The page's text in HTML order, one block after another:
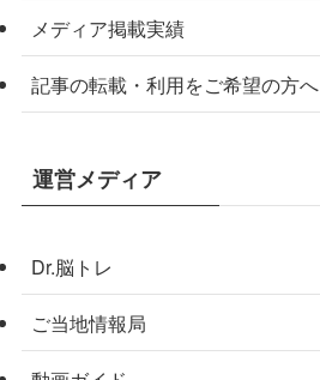
メディア掲載実績
記事の転載・利用をご希望の方へ
運営メディア
Dr.脳トレ
ご当地情報局